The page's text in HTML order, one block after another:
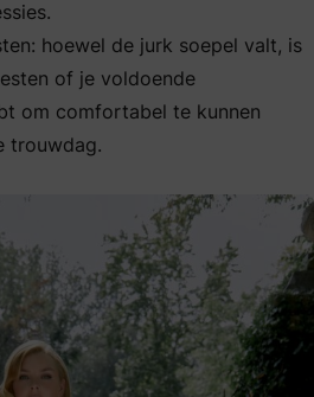
hoewel de jurk soepel valt, is
of je voldoende
om comfortabel te kunnen
trouwdag.